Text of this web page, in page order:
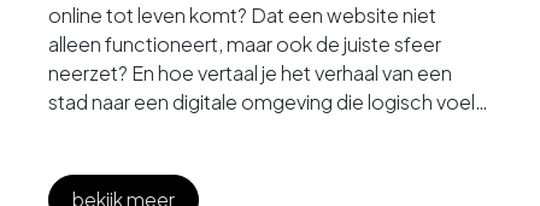
online tot leven komt? Dat een website niet
alleen functioneert, maar ook de juiste sfeer
neerzet? En hoe vertaal je het verhaal van een
stad naar een digitale omgeving die logisch voelt
bekijk meer